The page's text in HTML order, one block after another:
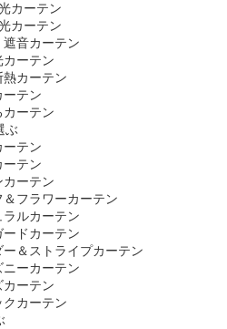
カーテン
カーテン
遮音カーテン
カーテン
熱カーテン
ーテン
カーテン
ぶ
ーテン
ーテン
カーテン
＆フラワーカーテン
ラルカーテン
ードカーテン
ー＆ストライプカーテン
ニーカーテン
カーテン
クカーテン